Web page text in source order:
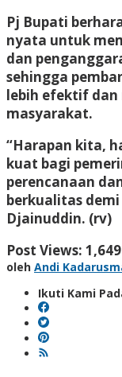
Pj Bupati
nyata untuk
dan
sehingga
lebih efektif dan
masyarakat.
“Harapan kita,
kuat bagi
perencanaan
berkualitas
Djainuddin. (rv)
Post Views: 1,649
oleh Andi
Ikuti Kami